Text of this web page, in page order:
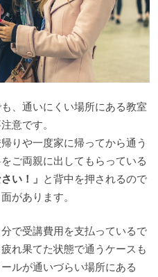
、通いにくい場所にある教室
意です。
りや一度家に帰ってから通う
ご両親に出してもらっている
い！」 と背中を押されるので
があります。
で受講費用を支払っているで
れ果てた状態で通うケースも
ルが通いづらい場所にある